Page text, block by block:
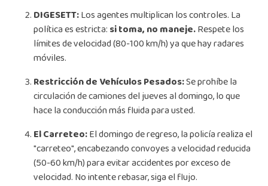
DIGESETT:Los agentes multiplican los controles. La
política es estricta: si toma, no maneje.Respete los
límites de velocidad (80-100 km/h) ya que hay radares
móviles.
Restricción de Vehículos Pesados:Se prohíbe la
circulación de camiones del jueves al domingo, lo que
hace la conducción más fluida para usted.
El Carreteo:El domingo de regreso, la policía realiza el
"carreteo", encabezando convoyes a velocidad reducida
(50-60 km/h) para evitar accidentes por exceso de
velocidad. No intente rebasar, siga el flujo.